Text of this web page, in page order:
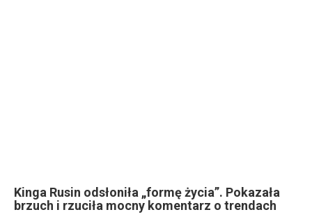
Kinga Rusin odsłoniła „formę życia”. Pokazała
brzuch i rzuciła mocny komentarz o trendach